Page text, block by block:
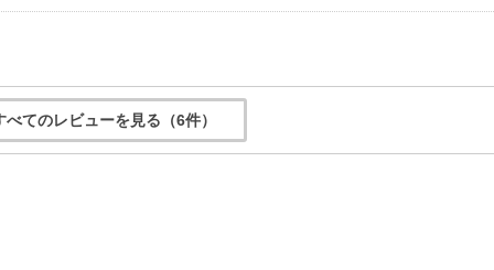
べてのレビューを見る（6件）